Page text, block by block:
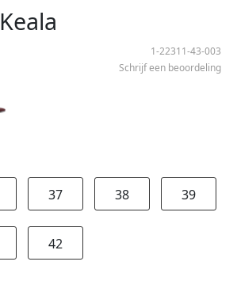
Keala
1-22311-43-003
Schrijf een beoordeling
37 38 39
42